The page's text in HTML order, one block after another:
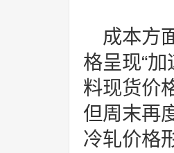
成本方
格呈现“
料现货价
但周末再
冷轧价格